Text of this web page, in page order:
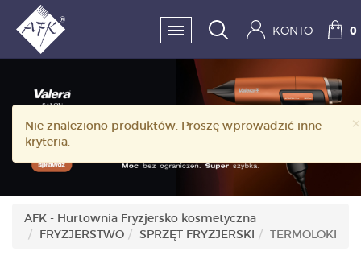
SKLEP:
FRYZJERSTWO
HIGIENA I DEZYNFEKC
PAZNOKCIE
KONTO 0
AFK - Hurtownia Fryzjersko kosmetyczna
FRYZJERSTWO
SPRZĘT FRYZJERSKI TERMOLOKI
×
Nie znaleziono produktów. Proszę wprowadzić inne
kryteria.